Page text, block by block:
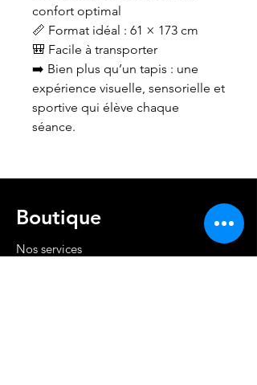
confort optimal
📏 Format idéal : 61 × 173 cm
🎒 Facile à transporter
➡️ Bien plus qu’un tapis : une
expérience visuelle, sensorielle et
sportive qui élève chaque
séance.
Boutique
Nos services